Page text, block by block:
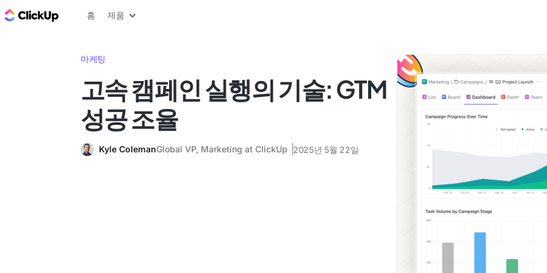
ClickUp 블로그
홈 제품
마케팅
고속 캠페인 실행의 기술: GTM
성공 조율
Kyle ColemanGlobal VP, Marketing at ClickUp 2025년 5월 22일